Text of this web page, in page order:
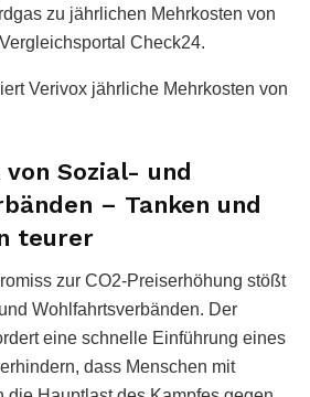
zu jährlichen Mehrkosten von
Check24.
Verivox jährliche Mehrkosten von
Sozial- und
– Tanken und
teurer
zur CO2-Preiserhöhung stößt
Wohlfahrtsverbänden. Der
eine schnelle Einführung eines
dass Menschen mit